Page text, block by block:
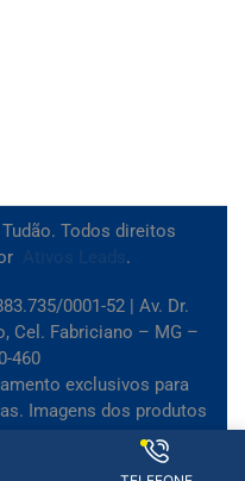
Todos direitos
.
0001-52 | Av. Dr.
Cel. Fabriciano – MG –
460
exclusivos para
Imagens dos produtos